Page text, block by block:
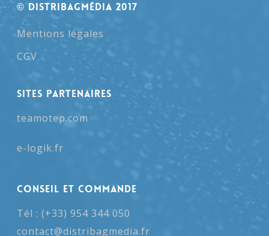
© Distribagmédia 2017
Mentions légales
CGV
SITES PARTENAIRES
teamotep.com
e-logik.fr
Conseil et Commande
Tél : (+33) 954 344 050
contact@distribagmedia.fr